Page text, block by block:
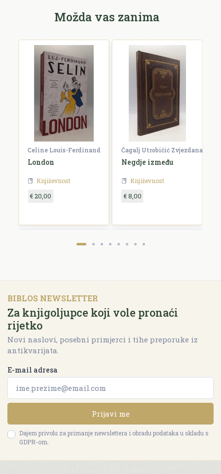
Možda vas zanima
Celine Louis-Ferdinand
London
Književnost
€ 20,00
Čagalj Utrobičić Zvjezdana
Negdje između
Književnost
€ 8,00
BIBLOS NEWSLETTER
Za knjigoljupce koji vole pronaći
rijetko
Novi naslovi, posebni primjerci i tihe preporuke iz
antikvarijata.
E-mail adresa
Prijavi me
Dajem privolu za primanje newslettera i obradu podataka u skladu s
GDPR-om.